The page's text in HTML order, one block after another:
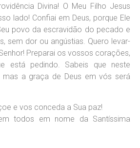
Divina! O Meu Filho Jesus
lado! Confiai em Deus, porque Ele
povo da escravidão do pecado e
sem dor ou angústias. Quero levar-
Preparai os vossos corações,
está pedindo. Sabeis que neste
mas a graça de Deus em vós será
e vos conceda a Sua paz!
todos em nome da Santíssima